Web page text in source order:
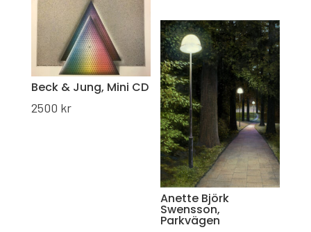
Beck & Jung, Mini CD
2500 kr
Anette Björk
Swensson,
Parkvägen